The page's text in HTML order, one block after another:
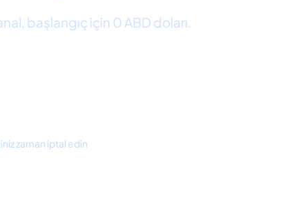
başlangıç ​​için 0 ABD doları.
zaman iptal edin